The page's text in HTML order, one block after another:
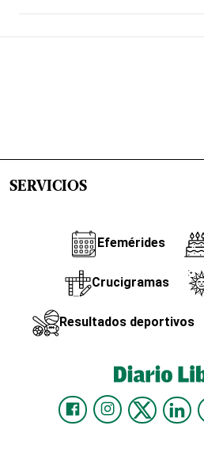
SERVICIOS
Efemérides
Crucigramas
Resultados deportivos